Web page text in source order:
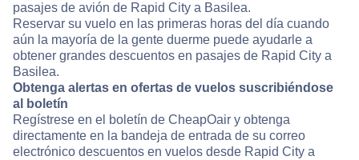
pasajes de avión de Rapid City a Basilea.
Reservar su vuelo en las primeras horas del día cuando
aún la mayoría de la gente duerme puede ayudarle a
obtener grandes descuentos en pasajes de Rapid City a
Basilea.
Obtenga alertas en ofertas de vuelos suscribiéndose
al boletín
Regístrese en el boletín de CheapOair y obtenga
directamente en la bandeja de entrada de su correo
electrónico descuentos en vuelos desde Rapid City a